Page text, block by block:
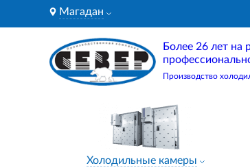
Магадан
Более 26 лет на
Производство
Холодильные камеры